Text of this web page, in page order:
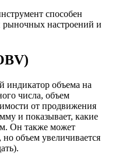
способен
рыночных настроений и
объема на
числа, объем
от продвижения
и показывает, какие
Он также может
но объем увеличивается